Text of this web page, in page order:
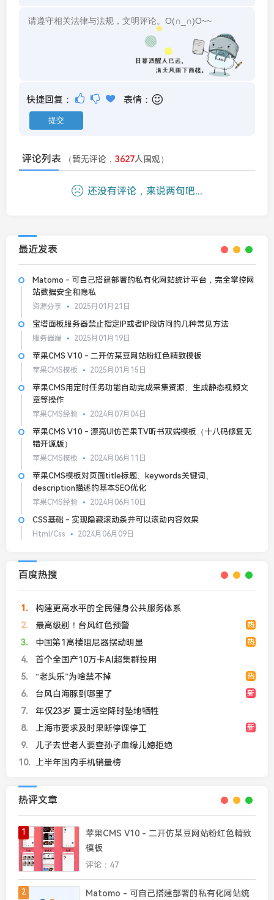
快捷回复： 表情：
评论列表 （暂无评论， 3627人围观）
还没有评论，来说两句吧...
最近发表
Matomo - 可自己搭建部署的私有化网站统计平台，完全掌控网
站数据安全和隐私
资源分享 2025月01月21日
宝塔面板服务器禁止指定IP或者IP段访问的几种常见方法
服务器端 2025月01月19日
苹果CMS V10 - 二开仿某豆网站粉红色精致模板
苹果CMS模板 2025月01月15日
苹果CMS用定时任务功能自动完成采集资源、生成静态视频文
章等操作
苹果CMS经验 2024月07月04日
苹果CMS V10 - 漂亮UI仿芒果TV听书双端模板（十八码修复无
错开源版）
苹果CMS模板 2024月06月11日
苹果CMS模板对页面title标题、keywords关键词、
description描述的基本SEO优化
苹果CMS经验 2024月06月10日
CSS基础 - 实现隐藏滚动条并可以滚动内容效果
Html/Css 2024月06月09日
百度热搜
1
构建更高水平的全民健身公共服务体系
2
热
最高级别！台风红色预警
3
热
中国第1高楼阻尼器摆动明显
4
首个全国产10万卡AI超集群投用
5
热
“老头乐”为啥禁不掉
6
新
台风白海豚到哪里了
7
年仅23岁 夏士远空降时坠地牺牲
8
新
上海市要求及时果断停课停工
9
儿子去世老人要查孙子血缘儿媳拒绝
10
上半年国内手机销量榜
热评文章
1
苹果CMS V10 - 二开仿某豆网站粉红色精致
模板
评论：47
2
Matomo - 可自己搭建部署的私有化网站统